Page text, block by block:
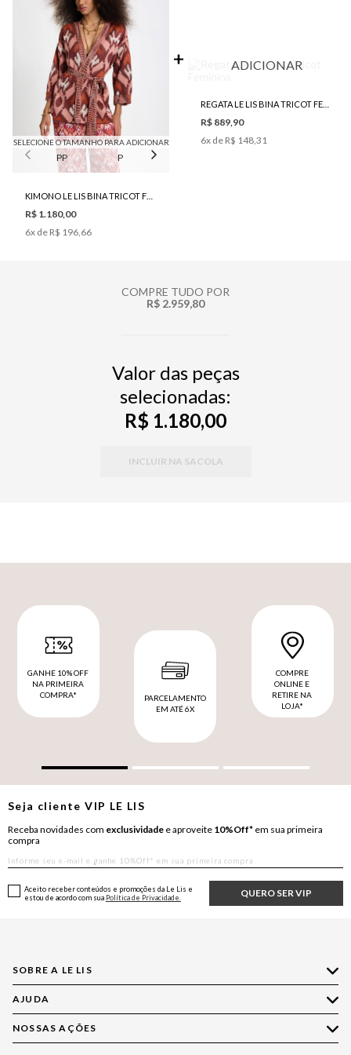
SELECIONE O TAMANHO PARA ADICIONAR
PP P
R$ 1.180,00
6x de R$ 196,66
ADICIONAR
R$ 889,90
6x de R$ 148,31
COMPRE TUDO POR
R$ 2.959,80
Valor das peças
selecionadas:
R$ 1.180,00
INCLUIR NA SACOLA
GANHE 10% OFF
NA PRIMEIRA
COMPRA*
PARCELAMENTO
EM ATÉ 6X
COMPRE
ONLINE E
RETIRE NA
LOJA*
Seja clienteVIP LE LIS
Receba novidades com exclusividade e aproveite 10%Off* em sua primeira
compra
QUERO SER VIP
Aceito receber conteúdos e promoções da Le Lis e
estou de acordo com sua Política de Privacidade.
SOBRE A LE LIS
Quem Somos
Nossas Lojas
AJUDA
Compre pelo WhatsApp
NOSSAS AÇÕES